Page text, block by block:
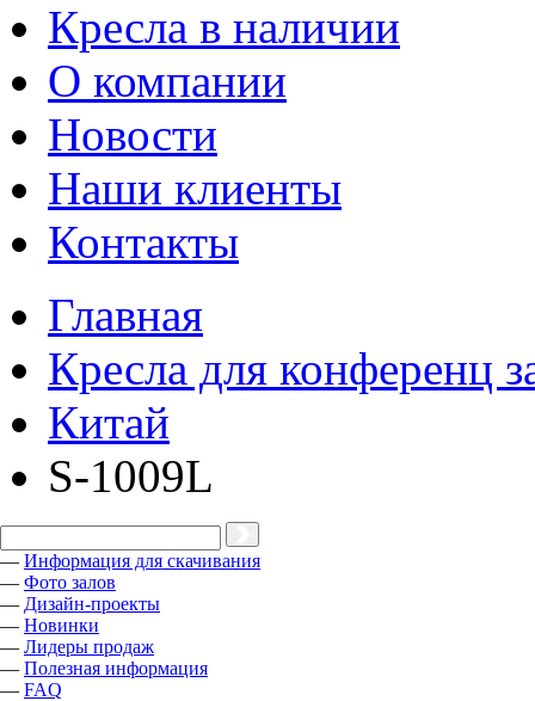
Кресла в наличии
О компании
Новости
Наши клиенты
Контакты
Главная
Кресла для конференц
Китай
S-1009L
— Информация для скачивания
— Фото залов
— Дизайн-проекты
— Новинки
— Лидеры продаж
— Полезная информация
— FAQ